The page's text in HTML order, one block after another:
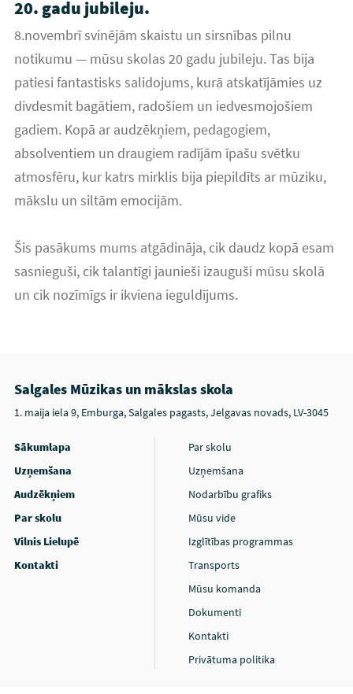
20. gadu jubileju.
8.novembrī svinējām skaistu un sirsnības pilnu
notikumu — mūsu skolas 20 gadu jubileju. Tas bija
patiesi fantastisks salidojums, kurā atskatījāmies uz
divdesmit bagātiem, radošiem un iedvesmojošiem
gadiem. Kopā ar audzēkņiem, pedagogiem,
absolventiem un draugiem radījām īpašu svētku
atmosfēru, kur katrs mirklis bija piepildīts ar mūziku,
mākslu un siltām emocijām.
Šis pasākums mums atgādināja, cik daudz kopā esam
sasnieguši, cik talantīgi jaunieši izauguši mūsu skolā
un cik nozīmīgs ir ikviena ieguldījums.
Salgales Mūzikas un mākslas skola
1. maija iela 9, Emburga, Salgales pagasts, Jelgavas novads, LV-3045
Sākumlapa
Uzņemšana
Audzēkņiem
Par skolu
Vilnis Lielupē
Kontakti
Par skolu
Uzņemšana
Nodarbību grafiks
Mūsu vide
Izglītības programmas
Transports
Mūsu komanda
Dokumenti
Kontakti
Privātuma politika